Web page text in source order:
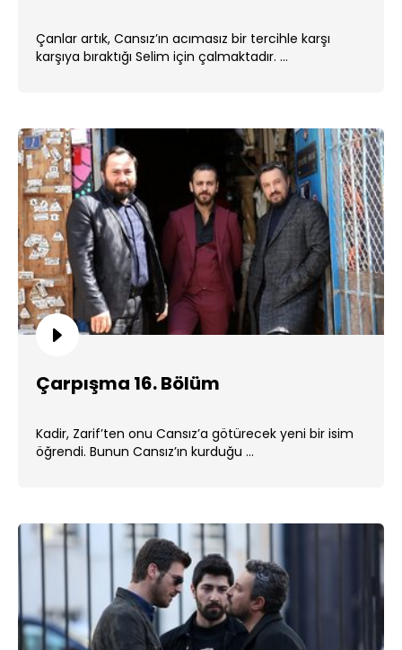
Çanlar artık, Cansız’ın acımasız bir tercihle karşı
karşıya bıraktığı Selim için çalmaktadır. ...
Çarpışma 16. Bölüm
Kadir, Zarif’ten onu Cansız’a götürecek yeni bir isim
öğrendi. Bunun Cansız’ın kurduğu ...